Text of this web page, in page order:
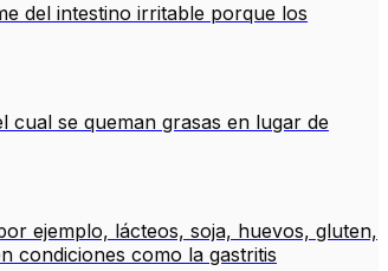
del intestino irritable porque los
cual se queman grasas en lugar de
ejemplo, lácteos, soja, huevos, gluten,
condiciones como la gastritis